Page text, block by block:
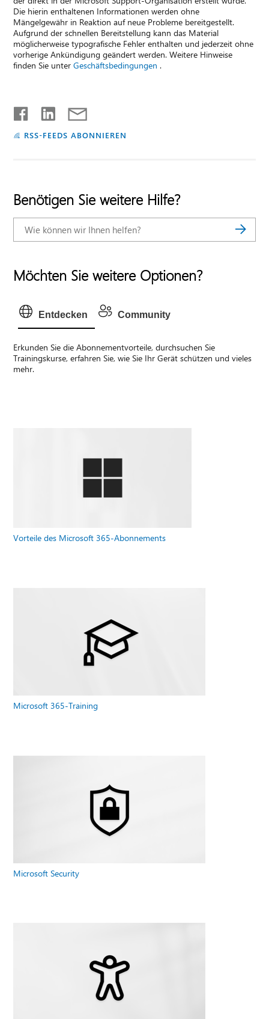
Die hierin enthaltenen Informationen werden ohne
Mängelgewähr in Reaktion auf neue Probleme bereitgestellt.
Aufgrund der schnellen Bereitstellung kann das Material
möglicherweise typografische Fehler enthalten und jederzeit ohne
vorherige Ankündigung geändert werden. Weitere Hinweise
finden Sie unterGeschäftsbedingungen .
RSS-FEEDS ABONNIEREN
Benötigen Sie weitere Hilfe?
Möchten Sie weitere Optionen?
Entdecken Community
Erkunden Sie die Abonnementvorteile, durchsuchen Sie
Trainingskurse, erfahren Sie, wie Sie Ihr Gerät schützen und vieles
mehr.
Vorteile des Microsoft 365-Abonnements
Microsoft 365-Training
Microsoft Security